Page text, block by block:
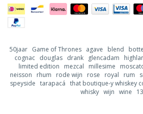
50jaar Game of Thrones agave blend
cognac douglas drank glencadam
limited edition
mezcal millesime
neisson
rhum rode wijn rose royal rum
speyside tarapacá that boutique-y whiskey
whisky wijn wine 13